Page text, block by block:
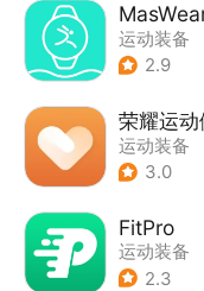
运动装备
2.9
荣耀运动
运动装备
3.0
FitPro
运动装备
2.3